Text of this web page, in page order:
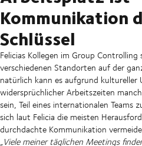
Kommunikation
Schlüssel
Felicias Kollegen im Group Controlling
verschiedenen Standorten auf der
natürlich kann es aufgrund kultureller
widersprüchlicher Arbeitszeiten
sein, Teil eines internationalen Teams
sich laut Felicia die meisten
durchdachte Kommunikation
„Viele meiner täglichen Meetings